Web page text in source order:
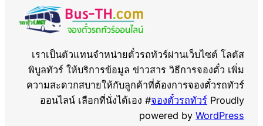
เราเป็นตัวแทนจำหน่ายตั๋วรถทัวร์ผ่านเว็บไซต์ โลตัส
พิบูลทัวร์ ให้บริการข้อมูล ข่าวสาร วิธีการจองตั๋ว เพิ่ม
ความสะดวกสบายให้กับลูกค้าที่ต้องการจองตั๋วรถทัวร์
ออนไลน์ เลือกที่นั่งได้เอง #จองตั๋วรถทัวร์ Proudly
powered by WordPress